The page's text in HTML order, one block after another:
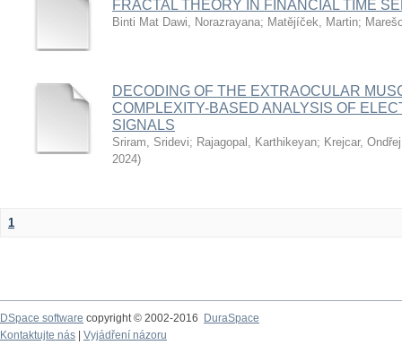
FRACTAL THEORY IN FINANCIAL TIME
Binti Mat Dawi, Norazrayana; Matějíček, Martin;
DECODING OF THE EXTRAOCULAR
COMPLEXITY-BASED ANALYSIS OF
SIGNALS
Sriram, Sridevi; Rajagopal, Karthikeyan; Krejcar, Ondřej
2024)
1
DSpace software copyright © 2002-2016
DuraSpace
Kontaktujte nás
Vyjádření názoru